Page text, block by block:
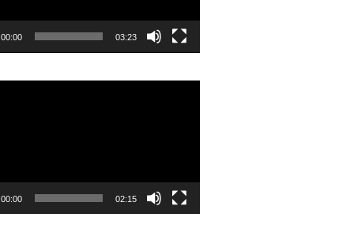
00:00 03:23
00:00 02:15